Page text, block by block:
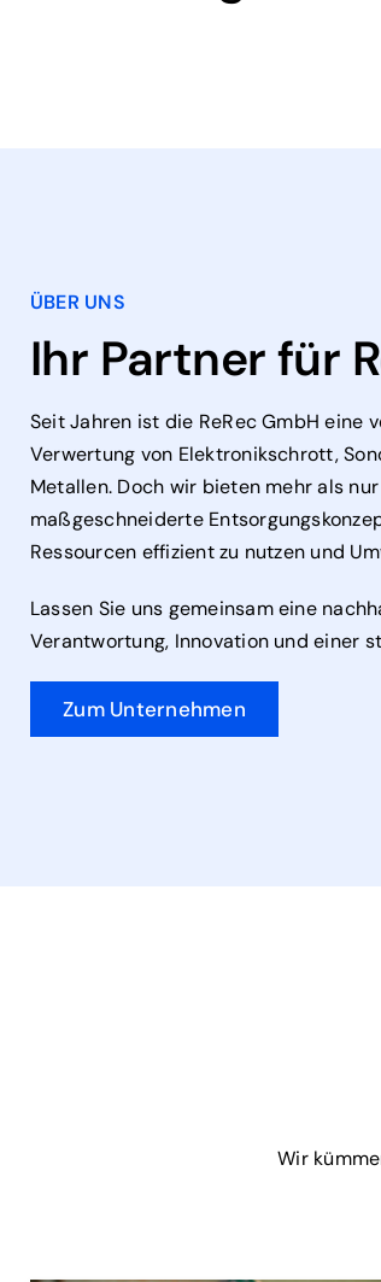
ÜBER UNS
Ihr Partner für
Seit Jahren ist die ReRec GmbH eine
Verwertung von Elektronikschrott,
Metallen. Doch wir bieten mehr als
maßgeschneiderte
Ressourcen effizient zu nutzen und
Lassen Sie uns gemeinsam eine
Verantwortung, Innovation und einer
Zum Unternehmen
Wir